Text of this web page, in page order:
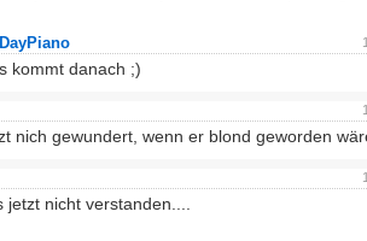
kommt danach ;)
nich gewundert, wenn er blond geworden
jetzt nicht verstanden....